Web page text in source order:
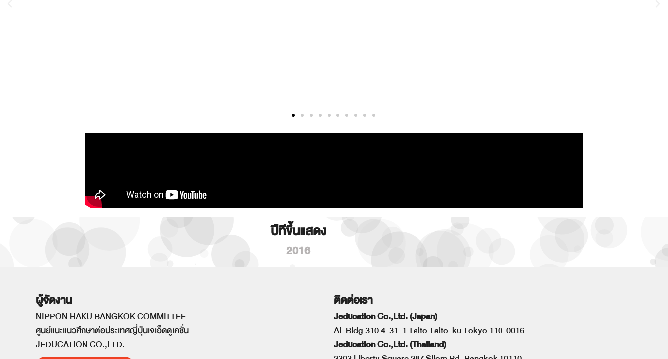
ปีทีขึ้นแสดง
2016
ผู้จัดงาน
NIPPON HAKU BANGKOK COMMITTEE
ศูนย์แนะแนวศึกษาต่อประเทศญี่ปุ่นเจเอ็ดดูเคชั่น
JEDUCATION CO.,LTD.
ติดต่อเรา
Jeducation Co.,Ltd. (Japan)
AL Bldg 310 4-31-1 Taito Taito-ku Tokyo 110-0016
Jeducation Co.,Ltd. (Thailand)